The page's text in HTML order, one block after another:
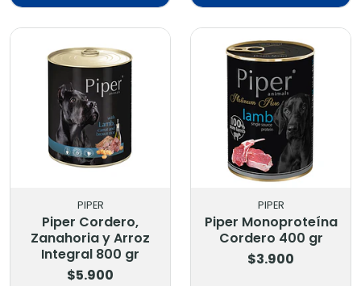
PIPER
Piper Cordero,
Zanahoria y Arroz
Integral 800 gr
$5.900
PIPER
Piper Monoproteína
Cordero 400 gr
$3.900